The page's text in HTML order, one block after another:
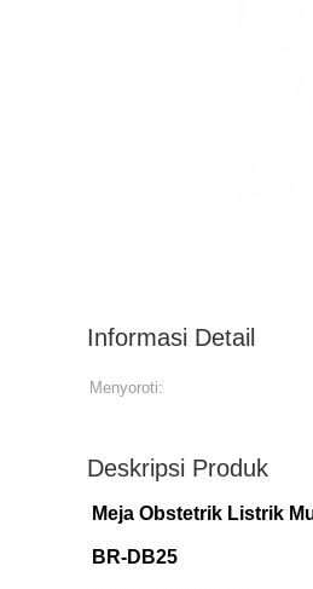
Informasi Detail
Menyoroti:
Deskripsi Produk
Meja Obstetrik Listrik
BR-DB25